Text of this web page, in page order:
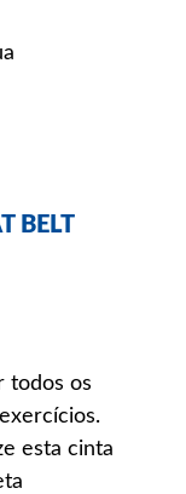
BELT
todos os
esta cinta